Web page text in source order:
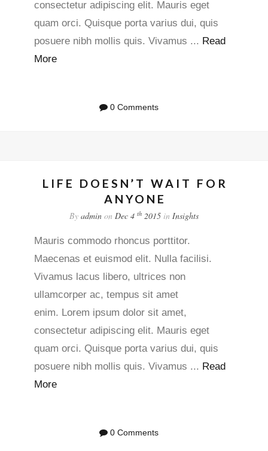
consectetur adipiscing elit. Mauris eget
quam orci. Quisque porta varius dui, quis
posuere nibh mollis quis. Vivamus ... Read
More
0 Comments
LIFE DOESN’T WAIT FOR
ANYONE
By admin on Dec 4 th 2015 in Insights
Mauris commodo rhoncus porttitor.
Maecenas et euismod elit. Nulla facilisi.
Vivamus lacus libero, ultrices non
ullamcorper ac, tempus sit amet
enim. Lorem ipsum dolor sit amet,
consectetur adipiscing elit. Mauris eget
quam orci. Quisque porta varius dui, quis
posuere nibh mollis quis. Vivamus ... Read
More
0 Comments